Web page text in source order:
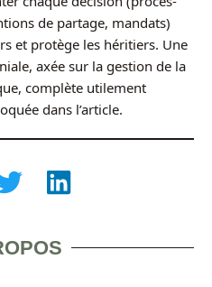
de partage, mandats)
et protège les héritiers. Une
axée sur la gestion de la
complète utilement
dans l’article.